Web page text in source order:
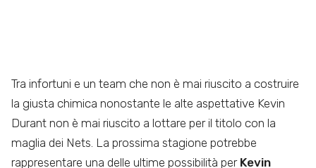
Tra infortuni e un team che non è mai riuscito a costruire
la giusta chimica nonostante le alte aspettative Kevin
Durant non è mai riuscito a lottare per il titolo con la
maglia dei Nets. La prossima stagione potrebbe
rappresentare una delle ultime possibilità per Kevin